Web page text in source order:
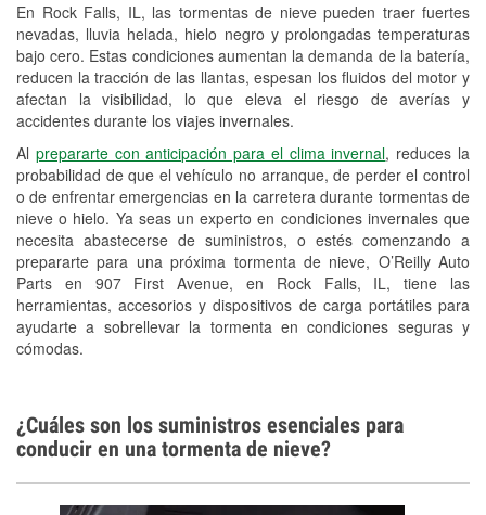
En Rock Falls, IL, las tormentas de nieve pueden traer fuertes
nevadas, lluvia helada, hielo negro y prolongadas temperaturas
bajo cero. Estas condiciones aumentan la demanda de la batería,
reducen la tracción de las llantas, espesan los fluidos del motor y
afectan la visibilidad, lo que eleva el riesgo de averías y
accidentes durante los viajes invernales.
Al prepararte con anticipación para el clima invernal, reduces la
probabilidad de que el vehículo no arranque, de perder el control
o de enfrentar emergencias en la carretera durante tormentas de
nieve o hielo. Ya seas un experto en condiciones invernales que
necesita abastecerse de suministros, o estés comenzando a
prepararte para una próxima tormenta de nieve, O’Reilly Auto
Parts en 907 First Avenue, en Rock Falls, IL, tiene las
herramientas, accesorios y dispositivos de carga portátiles para
ayudarte a sobrellevar la tormenta en condiciones seguras y
cómodas.
Programa de Préstamo de
Herramientas
Mezcla de pinturas
Rectificación de tambores y discos de
freno
Mangueras hidráulicas a la medida
Snowstorm Supplies
Tornado Supplies
Conoce más
¿Cuáles son los suministros esenciales para
conducir en una tormenta de nieve?